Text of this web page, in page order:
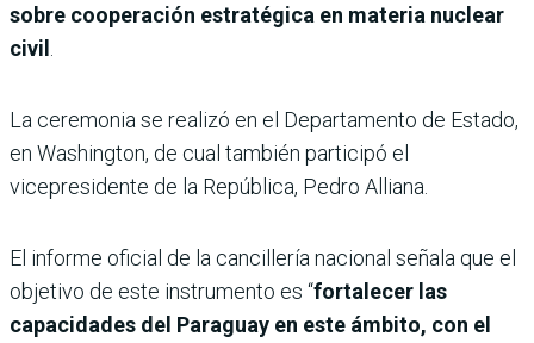
sobre cooperación estratégica en materia nuclear
civil
La ceremonia se realizó en el Departamento de Estado,
en Washington, de cual también participó el
vicepresidente de la República, Pedro Alliana.
El informe oficial de la cancillería nacional señala que el
objetivo de este instrumento es “fortalecer las
capacidades del Paraguay en este ámbito, con el